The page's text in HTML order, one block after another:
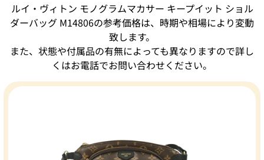
ルイ・ヴィトン モノグラムマカサー キープイット ショル
ダーバッグ M14806の参考価格は、時期や相場により変動
致します。
また、状態や付属品の有無によっても異なりますので詳し
くはお電話でお問い合わせください。